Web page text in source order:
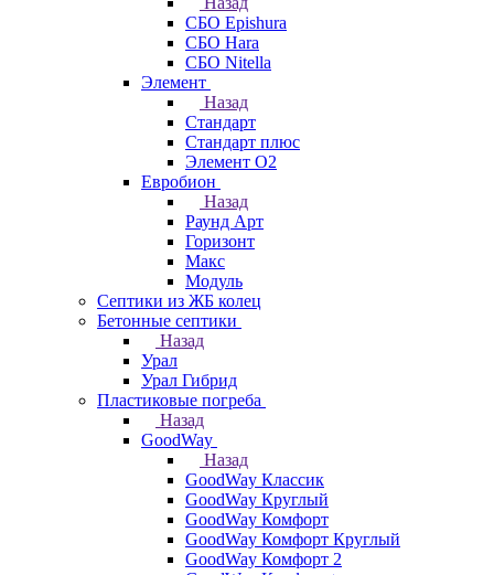
СБО Epishura
СБО Hara
СБО Nitella
Элемент
Назад
Стандарт
Стандарт плюс
Элемент О2
Евробион
Назад
Раунд Арт
Горизонт
Макс
Модуль
Септики из ЖБ колец
Бетонные септики
Назад
Урал
Урал Гибрид
Пластиковые погреба
Назад
GoodWay
Назад
GoodWay Классик
GoodWay Круглый
GoodWay Комфорт
GoodWay Комфорт Круглый
GoodWay Комфорт 2